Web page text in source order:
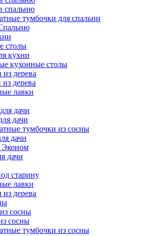
спальню
тумбочки для спальни
столы
кухни
кухонные столы
дерева
дерева
лавки
дачи
дачи
тумбочки из сосны
дачи
дачи
старину
лавки
дерева
сосны
сосны
тумбочки из сосны